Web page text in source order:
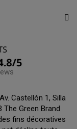
Castellón 1, Silla
Green Brand
fins décoratives